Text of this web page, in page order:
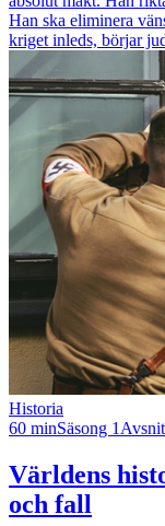
Han ska eliminera
kriget inleds, börjar
Historia
60 minSäsong 1
Världens
och fall